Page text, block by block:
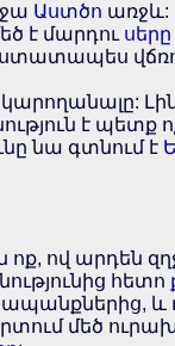
Աստծո առջև:
է մարդու սերը
կարողանալը:
է պետք
նա գտնում է
ոք, ով արդեն
հետո
և
մեծ